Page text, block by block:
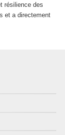
résilience des
et a directement